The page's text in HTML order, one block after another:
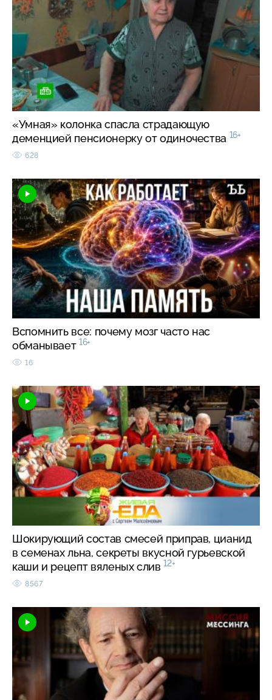
«Умная» колонка спасла страдающую
деменцией пенсионерку от одиночества 16+
628
Вспомнить все: почему мозг часто нас
обманывает 16+
16
Шокирующий состав смесей приправ, цианид
в семенах льна, секреты вкусной гурьевской
каши и рецепт вяленых слив 12+
8567